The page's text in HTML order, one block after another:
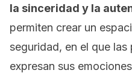
la sinceridad y la
permiten crear un
seguridad, en el que
expresan sus